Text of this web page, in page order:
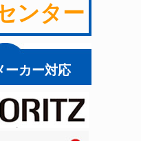
ンター
ーカー対応